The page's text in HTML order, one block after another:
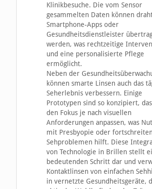
Klinikbesuche. Die vom Sensor
gesammelten Daten können
Smartphone-Apps oder
Gesundheitsdienstleister
werden, was rechtzeitige
und eine personalisierte Pflege
ermöglicht.
Neben der
können smarte Linsen auch das
Seherlebnis verbessern. Einige
Prototypen sind so konzipiert,
den Fokus je nach visuellen
Anforderungen anpassen, was
mit Presbyopie oder
Sehproblemen hilft. Diese
von Technologie in Brillen stellt
bedeutenden Schritt dar und
Kontaktlinsen von einfachen
in vernetzte Gesundheitsgeräte,